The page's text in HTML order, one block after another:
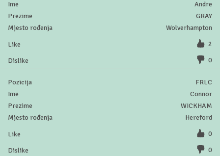
Andre
GRAY
Wolverhampton
2
0
FRLC
Connor
WICKHAM
Hereford
0
0